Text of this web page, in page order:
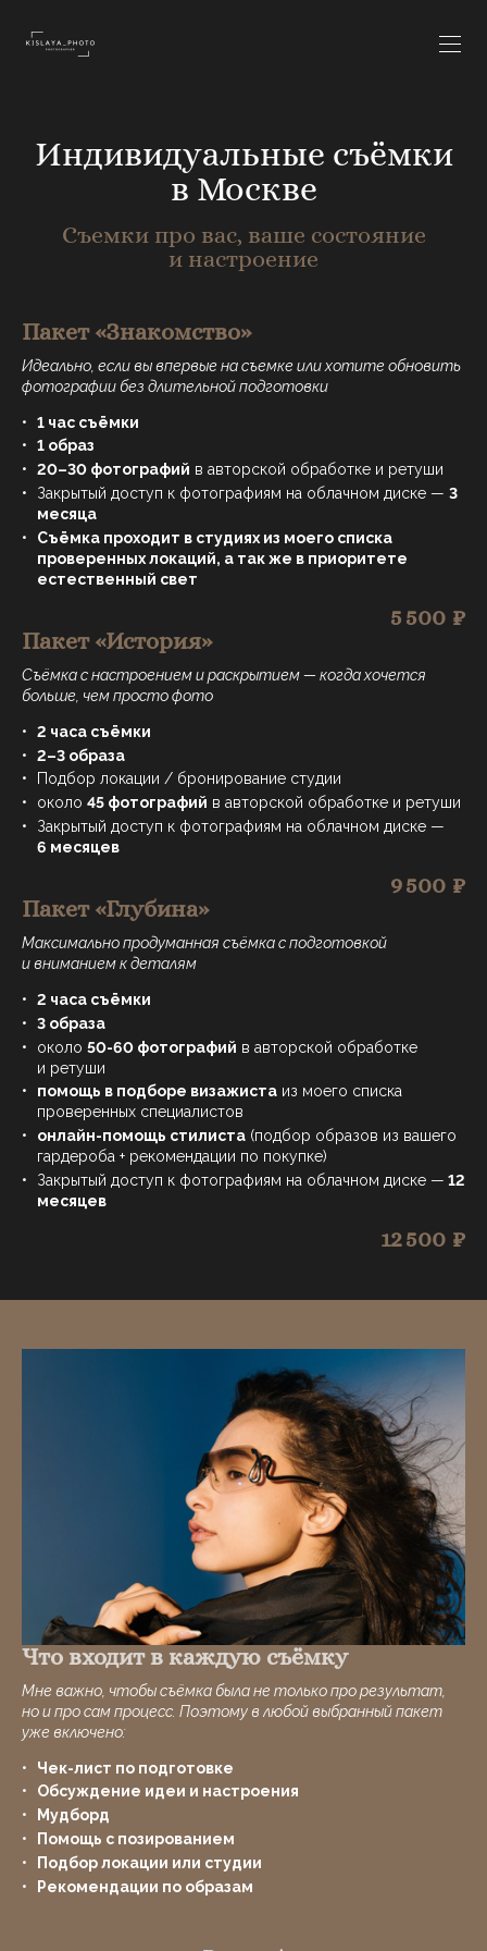
Индивидуальные съёмки
в Москве
Съемки про вас, ваше состояние
и настроение
Пакет «Знакомство»
Идеально, если вы впервые на съемке или хотите обновить
фотографии без длительной подготовки
1 час съёмки
1 образ
20–30 фотографий в авторской обработке и ретуши
Закрытый доступ к фотографиям на облачном диске — 3
месяца
Съёмка проходит в студиях из моего списка
проверенных локаций, а так же в приоритете
естественный свет
5 500 ₽
Пакет «История»
Съёмка с настроением и раскрытием — когда хочется
больше, чем просто фото
2 часа съёмки
2–3 образа
Подбор локации / бронирование студии
около 45 фотографий в авторской обработке и ретуши
Закрытый доступ к фотографиям на облачном диске —
6 месяцев
9 500 ₽
Пакет «Глубина»
Максимально продуманная съёмка с подготовкой
и вниманием к деталям
2 часа съёмки
3 образа
около 50-60 фотографий в авторской обработке
и ретуши
помощь в подборе визажиста из моего списка
проверенных специалистов
онлайн-помощь стилиста (подбор образов из вашего
гардероба + рекомендации по покупке)
Закрытый доступ к фотографиям на облачном диске — 12
месяцев
12 500 ₽
Что входит в каждую съёмку
Мне важно, чтобы съёмка была не только про результат,
но и про сам процесс. Поэтому в любой выбранный пакет
уже включено:
Чек-лист по подготовке
Обсуждение идеи и настроения
Мудборд
Помощь с позированием
Подбор локации или студии
Рекомендации по образам